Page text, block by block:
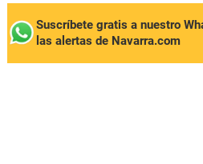
Suscríbete gratis a nuestro
las alertas de Navarra.com